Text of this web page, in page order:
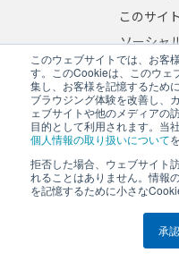
このウェブサイトでは、お客
す。このCookieは、このウェ
集し、お客様を記憶するため
ブラウジング体験を改善し、
ェブサイトや他のメディアの
目的として利用されます。当
個人情報の取り扱いについて
拒否した場合、ウェブサイト
れることはありません。情報
を記憶するために小さな
承認
このサイ
ソーシャ
反社会的
Copyright ©
PC